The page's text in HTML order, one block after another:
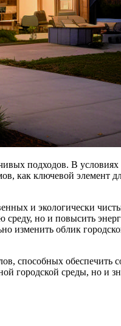
подходов. В условиях
как ключевой элемент
и экологически
но и повысить
изменить облик
способных
городской среды, но и